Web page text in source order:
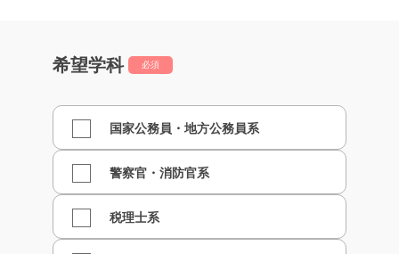
希望学科 必須
国家公務員・地方公務員系
警察官・消防官系
税理士系